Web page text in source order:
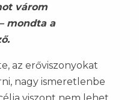
várom
mondta a
az erőviszonyokat
nagy ismeretlenbe
viszont nem lehet